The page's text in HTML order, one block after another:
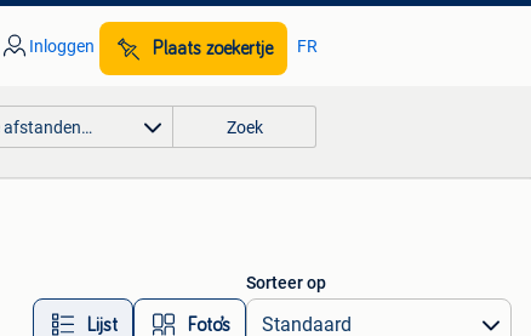
Inloggen Plaats zoekertje FR
afstanden… Zoek
Lijst Foto’s
Sorteer op